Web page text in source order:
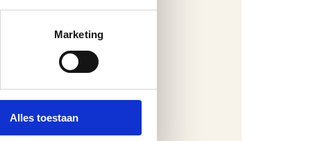
Marketing
Alles toestaan